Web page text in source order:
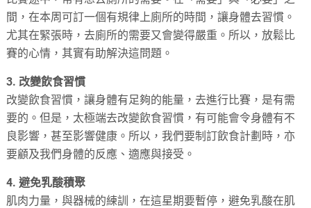
間，在本周可訂一個有規律上廁所的時間，讓身體去習慣。
尤其在緊張時，去廁所的需要又會變得嚴重。所以，放鬆比
賽的心情，其實有助解決這問題。
3. 改變飲食習慣
改變飲食習慣，讓身體有足夠的能量，去進行比賽，是有需
要的。但是，太極端去改變飲食習慣，有可能會令身體有不
良影響，甚至影響健康。所以，我們要制訂飲食計劃時，亦
要顧及我們身體的反應、適應與接受。
4. 避免乳酸積聚
肌肉力量，與器械的練訓，在這星期要暫停，避免乳酸在肌